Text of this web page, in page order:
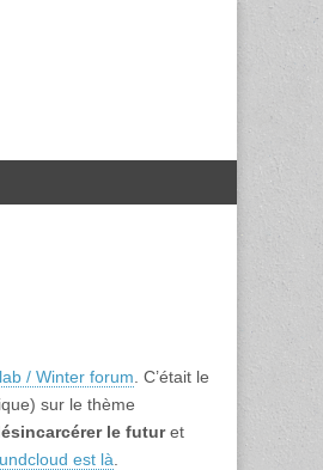
/ Winter forum . C’était le
sur le thème
le futuret
est là